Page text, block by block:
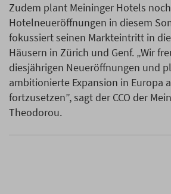
Zudem plant Meininger Hotels
Hotelneueröffnungen in diesem
fokussiert seinen Markteintritt in
Häusern in Zürich und Genf. „Wir
diesjährigen Neueröffnungen und
ambitionierte Expansion in Europa
fortzusetzen”, sagt der CCO der
Theodorou.